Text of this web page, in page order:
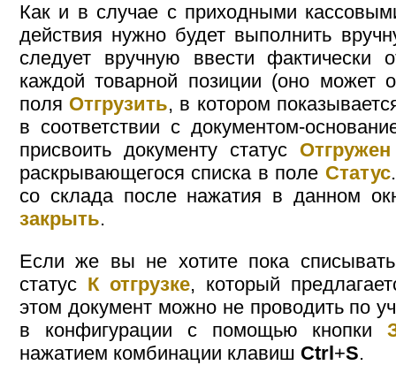
Как и в случае с приходными
действия нужно будет выполнить
следует вручную ввести фактически
каждой товарной позиции (оно может
поля Отгрузить, в котором
в соответствии с документом-
присвоить документу статус Отгружен
раскрывающегося списка в поле Статус
со склада после нажатия в данном
закрыть.
Если же вы не хотите пока
статус К отгрузке, который
этом документ можно не проводить по
в конфигурации с помощью кнопки
нажатием комбинации клавиш Ctrl+S.